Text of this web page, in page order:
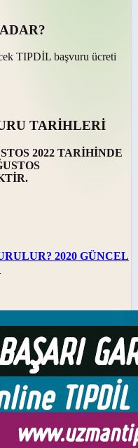
TIPDİL başvuru ücreti
TARİHLERİ
2022 TARİHİNDE
2020 GÜNCEL